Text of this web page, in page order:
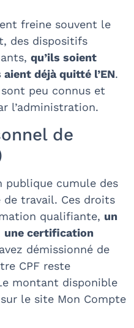
freine souvent le
des dispositifs
qu’ils soient
déjà quitté l’EN.
sont peu connus et
l’administration.
de
publique cumule des
de travail. Ces droits
qualifiante, un
une certification
démissionné de
CPF reste
montant disponible
le site Mon Compte